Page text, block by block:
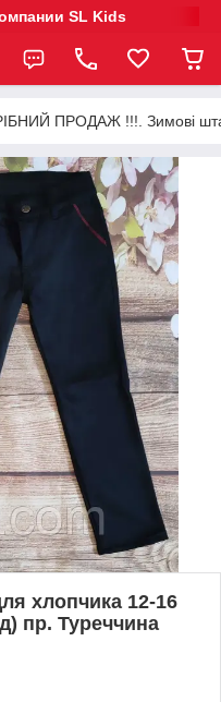
SL Kids
ПРОДАЖ !!!. Зимові
хлопчика 12-16
пр. Туреччина